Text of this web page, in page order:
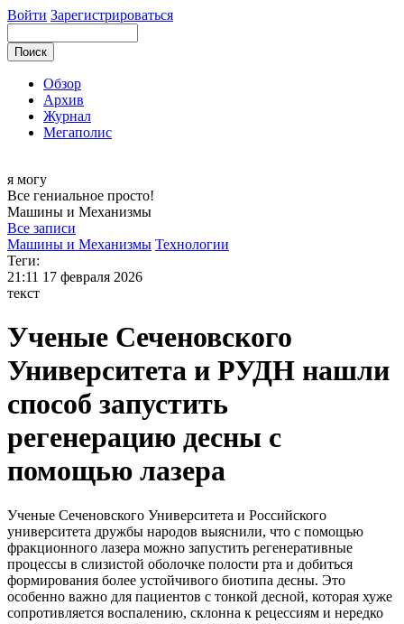
Войти Зарегистрироваться
Обзор
Архив
Журнал
Мегаполис
я могу
Все гениальное просто!
Машины и Механизмы
Все записи
Машины и Механизмы Технологии
Теги:
21:11 17 февраля 2026
текст
Ученые Сеченовского
Университета и РУДН нашли
способ запустить
регенерацию десны с
помощью лазера
Ученые Сеченовского Университета и Российского
университета дружбы народов выяснили, что с помощью
фракционного лазера можно запустить регенеративные
процессы в слизистой оболочке полости рта и добиться
формирования более устойчивого биотипа десны. Это
особенно важно для пациентов с тонкой десной, которая хуже
сопротивляется воспалению, склонна к рецессиям и нередко